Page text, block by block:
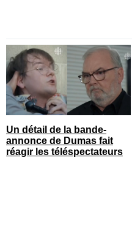
Un détail de la bande-
annonce de Dumas fait
réagir les téléspectateurs